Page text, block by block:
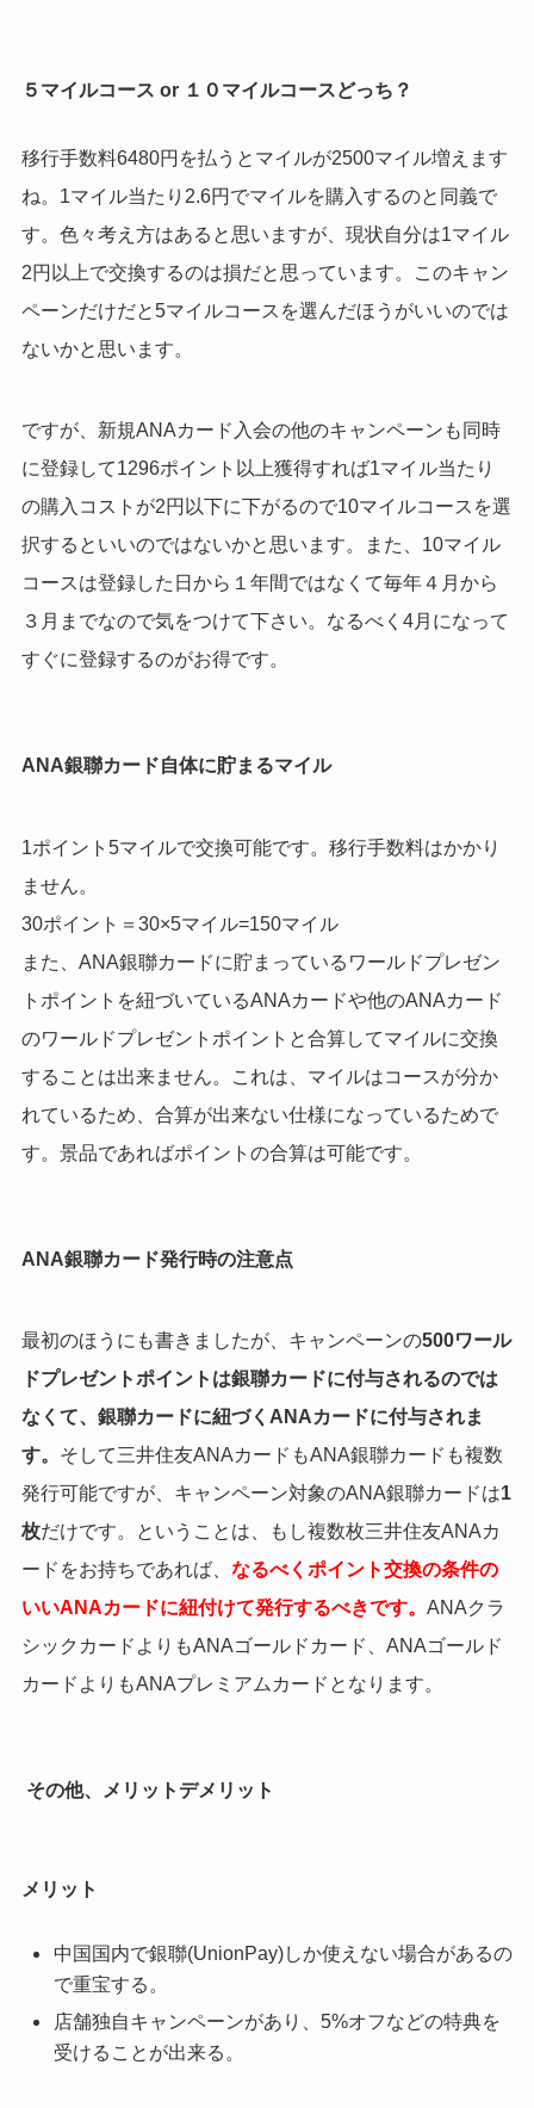
５マイルコース or １０マイルコースどっち？
移行手数料6480円を払うとマイルが2500マイル増えます
ね。1マイル当たり2.6円でマイルを購入するのと同義で
す。色々考え方はあると思いますが、現状自分は1マイル
2円以上で交換するのは損だと思っています。このキャン
ペーンだけだと5マイルコースを選んだほうがいいのでは
ないかと思います。
ですが、新規ANAカード入会の他のキャンペーンも同時
に登録して1296ポイント以上獲得すれば1マイル当たり
の購入コストが2円以下に下がるので10マイルコースを選
択するといいのではないかと思います。また、10マイル
コースは登録した日から１年間ではなくて毎年４月から
３月までなので気をつけて下さい。なるべく4月になって
すぐに登録するのがお得です。
ANA銀聯カード自体に貯まるマイル
1ポイント5マイルで交換可能です。移行手数料はかかり
ません。
30ポイント＝30×5マイル=150マイル
また、ANA銀聯カードに貯まっているワールドプレゼン
トポイントを紐づいているANAカードや他のANAカード
のワールドプレゼントポイントと合算してマイルに交換
することは出来ません。これは、マイルはコースが分か
れているため、合算が出来ない仕様になっているためで
す。景品であればポイントの合算は可能です。
ANA銀聯カード発行時の注意点
最初のほうにも書きましたが、キャンペーンの500ワール
ドプレゼントポイントは銀聯カードに付与されるのでは
なくて、銀聯カードに紐づくANAカードに付与されま
す。 そして三井住友ANAカードもANA銀聯カードも複数
発行可能ですが、キャンペーン対象のANA銀聯カードは1
枚だけです。ということは、もし複数枚三井住友ANAカ
ードをお持ちであれば、 なるべくポイント交換の条件の
いいANAカードに紐付けて発行するべきです。 ANAクラ
シックカードよりもANAゴールドカード、ANAゴールド
カードよりもANAプレミアムカードとなります。
その他、メリットデメリット
メリット
中国国内で銀聯(UnionPay)しか使えない場合があるの
で重宝する。
店舗独自キャンペーンがあり、5%オフなどの特典を
受けることが出来る。